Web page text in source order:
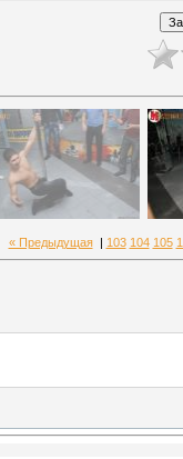
« Предыдущая| 103 104 105